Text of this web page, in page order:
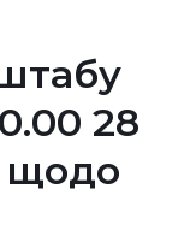
28
щодо